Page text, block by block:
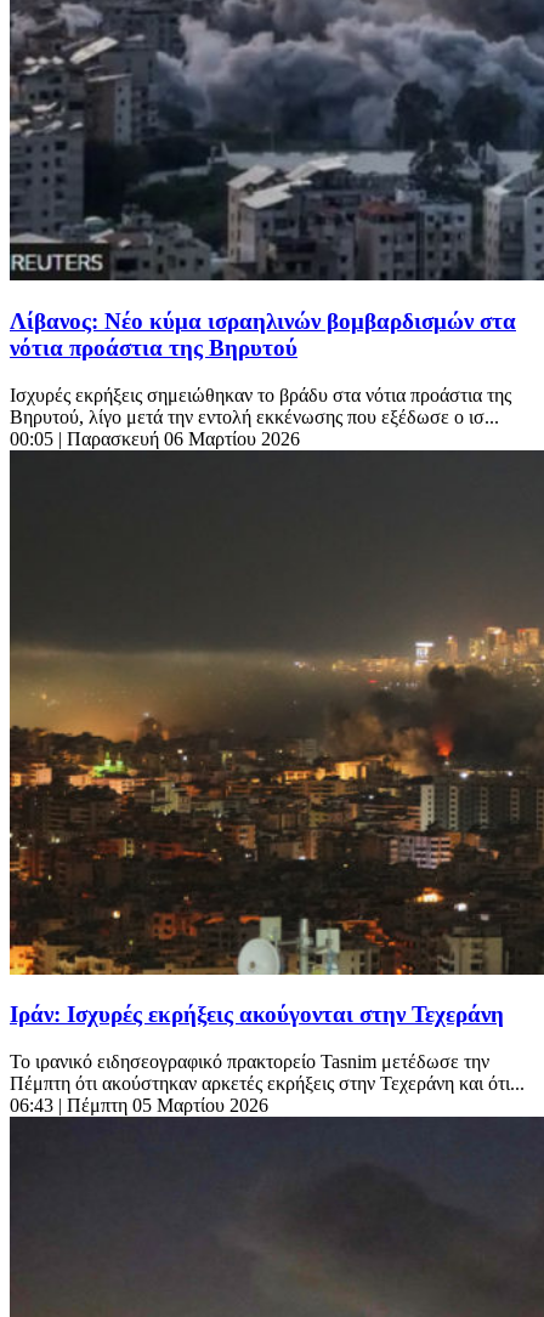
Λίβανος: Νέο κύμα ισραηλινών βομβαρδισμών στα
νότια προάστια της Βηρυτού
Ισχυρές εκρήξεις σημειώθηκαν το βράδυ στα νότια προάστια της
Βηρυτού, λίγο μετά την εντολή εκκένωσης που εξέδωσε ο ισ...
00:05 | Παρασκευή 06 Μαρτίου 2026
Ιράν: Ισχυρές εκρήξεις ακούγονται στην Τεχεράνη
Το ιρανικό ειδησεογραφικό πρακτορείο Tasnim μετέδωσε την
Πέμπτη ότι ακούστηκαν αρκετές εκρήξεις στην Τεχεράνη και ότι...
06:43 | Πέμπτη 05 Μαρτίου 2026